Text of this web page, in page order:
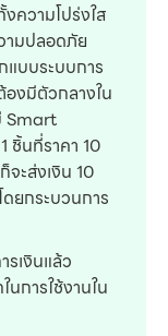
ความโปร่งใส
ามปลอดภัย
แบบระบบการ
งมีตัวกลางใน
Smart
ชิ้นที่ราคา 10
จะส่งเงิน 10
ดยกระบวนการ
รเงินแล้ว
การใช้งานใน